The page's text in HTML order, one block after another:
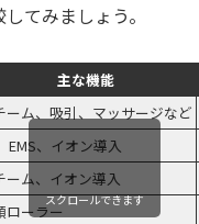
てみましょう。
主な機能
ーム、吸引、マッサージなど
EMS、イオン導入
ーム、イオン導入
ローラー
スクロールできます